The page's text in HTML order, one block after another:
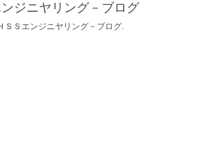
ンジニヤリング－ブログ
ＳＳエンジニヤリング－ブログ.